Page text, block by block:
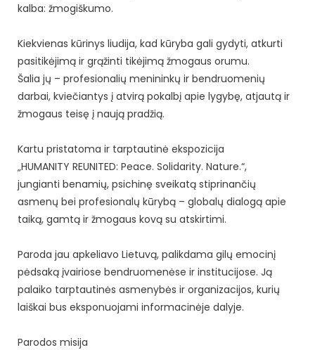
kalba: žmogiškumo.
Kiekvienas kūrinys liudija, kad kūryba gali gydyti, atkurti
pasitikėjimą ir grąžinti tikėjimą žmogaus orumu.
Šalia jų – profesionalių menininkų ir bendruomenių
darbai, kviečiantys į atvirą pokalbį apie lygybę, atjautą ir
žmogaus teisę į naują pradžią.
Kartu pristatoma ir tarptautinė ekspozicija
„HUMANITY REUNITED: Peace. Solidarity. Nature.“,
jungianti benamių, psichinę sveikatą stiprinančių
asmenų bei profesionalų kūrybą – globalų dialogą apie
taiką, gamtą ir žmogaus kovą su atskirtimi.
Paroda jau apkeliavo Lietuvą, palikdama gilų emocinį
pėdsaką įvairiose bendruomenėse ir institucijose. Ją
palaiko tarptautinės asmenybės ir organizacijos, kurių
laiškai bus eksponuojami informacinėje dalyje.
Parodos misija